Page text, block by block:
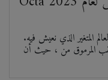
المتغير الذي نعيش فيه.
المرموق من ، حيث أن